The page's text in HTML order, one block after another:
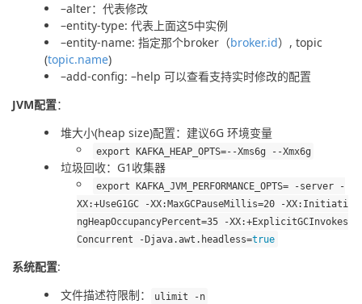
–alter：代表修改
–entity-type: 代表上面这5中实例
–entity-name: 指定那个broker（broker.id）, topic
(topic.name)
–add-config: –help 可以查看支持实时修改的配置
JVM配置：
堆大小(heap size)配置：建议6G 环境变量
export KAFKA_HEAP_OPTS=--Xms6g --Xmx6g
垃圾回收：G1收集器
export KAFKA_JVM_PERFORMANCE_OPTS= -server
-
XX:+UseG1GC -XX:MaxGCPauseMillis=20 -XX: Initiati
ngHeapOccupancyPercent=35 -XX:+ExplicitGCInvokes
Concurrent
-Djava.awt . headless=true
系统配置:
文件描述符限制：
ulimit -n